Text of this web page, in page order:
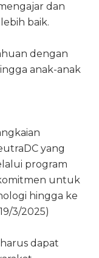
dan
baik.
dengan
anak-anak
yang
program
untuk
hingga ke
3/2025)
dapat